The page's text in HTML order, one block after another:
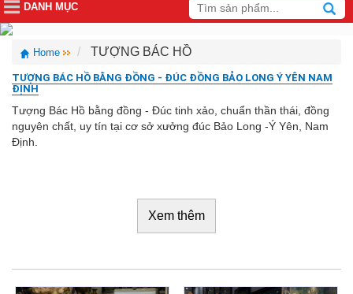
DANH MỤC
Home TƯỢNG BÁC HỒ
TƯỢNG BÁC HỒ BẰNG ĐỒNG - ĐÚC ĐỒNG BẢO LONG Ý YÊN NAM
ĐỊNH
Tượng Bác Hồ bằng đồng - Đúc tinh xảo, chuẩn thần thái, đồng
nguyên chất, uy tín tại cơ sở xưởng đúc Bảo Long -Ý Yên, Nam
Định.
Xem thêm